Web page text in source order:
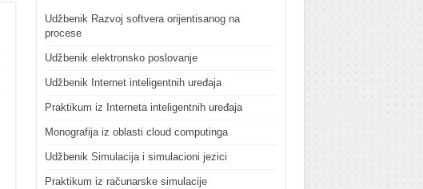
Udžbenik Razvoj softvera orijentisanog na
procese
Udžbenik elektronsko poslovanje
Udžbenik Internet inteligentnih uređaja
Praktikum iz Interneta inteligentnih uređaja
Monografija iz oblasti cloud computinga
Udžbenik Simulacija i simulacioni jezici
Praktikum iz računarske simulacije